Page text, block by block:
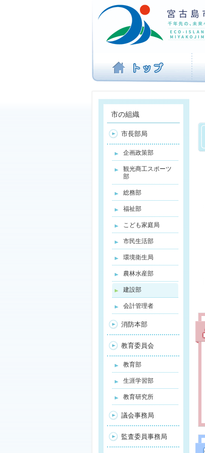
ビ
を
ば
す
市の組織
市長部局
企画政策部
観光商工スポーツ
部
総務部
福祉部
こども家庭局
市民生活部
環境衛生局
農林水産部
建設部
会計管理者
消防本部
教育委員会
教育部
生涯学習部
教育研究所
議会事務局
監査委員事務局